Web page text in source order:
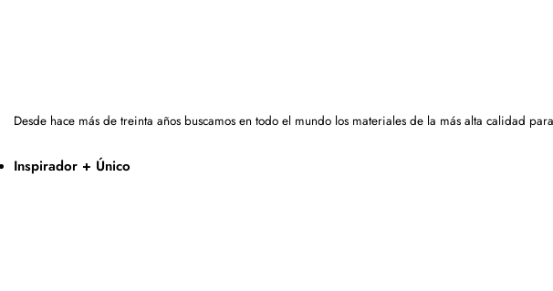
Desde hace más de treinta años buscamos en todo el mundo los materiales de la más alta calidad
Inspirador + Único